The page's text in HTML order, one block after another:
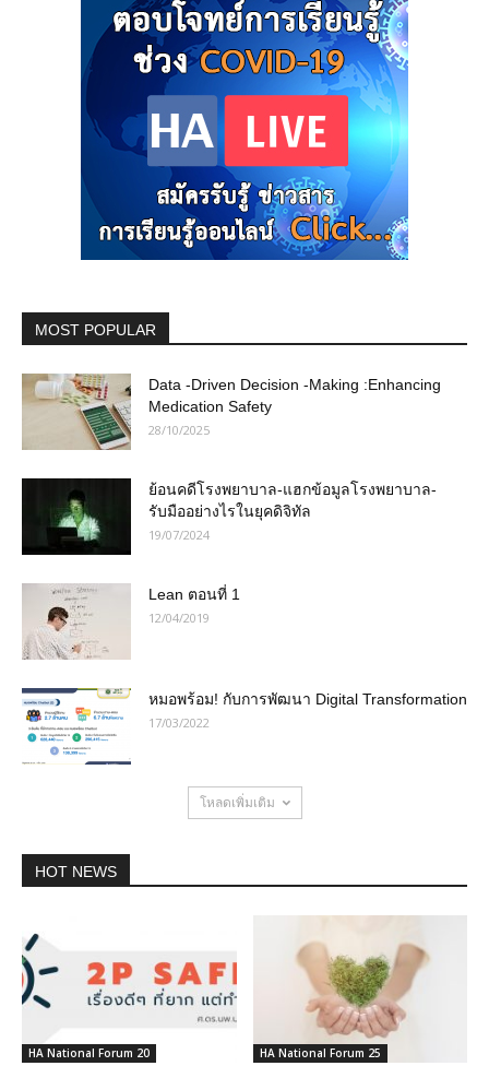
MOST POPULAR
Data -Driven Decision -Making :Enhancing
Medication Safety
28/10/2025
ย้อนคดีโรงพยาบาล-แฮกข้อมูลโรงพยาบาล-
รับมืออย่างไรในยุคดิจิทัล
19/07/2024
Lean ตอนที่ 1
12/04/2019
หมอพร้อม! กับการพัฒนา Digital Transformation
17/03/2022
โหลดเพิ่มเติม
HOT NEWS
HA National Forum 20 HA National Forum 25